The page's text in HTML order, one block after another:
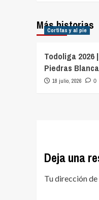
Más historias
Cortitas y al pie
Todoliga 2026
Piedras
18 julio, 2026 0
Deja una
Tu dirección